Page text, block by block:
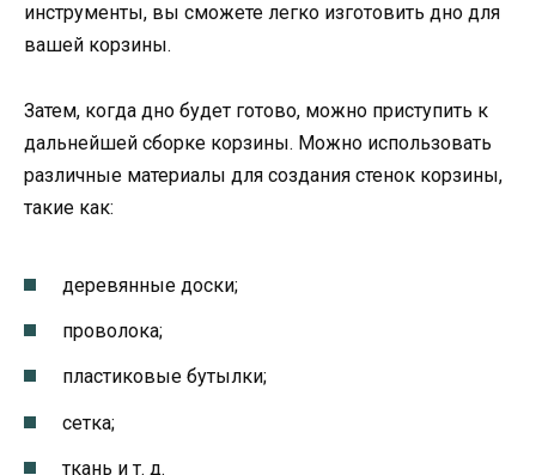
инструменты, вы сможете легко изготовить дно для
вашей корзины.
Затем, когда дно будет готово, можно приступить к
дальнейшей сборке корзины. Можно использовать
различные материалы для создания стенок корзины,
такие как:
деревянные доски;
проволока;
пластиковые бутылки;
сетка;
ткань и т. д.